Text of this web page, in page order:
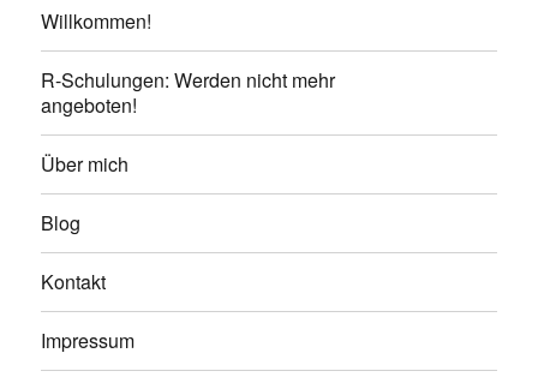
Willkommen!
R-Schulungen: Werden nicht mehr
angeboten!
Über mich
Blog
Kontakt
Impressum